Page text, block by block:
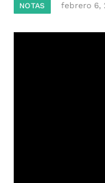
NOTAS febrero 6,